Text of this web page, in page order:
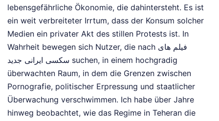
lebensgefährliche Ökonomie, die dahintersteht. Es ist
ein weit verbreiteter Irrtum, dass der Konsum solcher
Medien ein privater Akt des stillen Protests ist. In
Wahrheit bewegen sich Nutzer, die nach فیلم های
سکسی ایرانی جدید suchen, in einem hochgradig
überwachten Raum, in dem die Grenzen zwischen
Pornografie, politischer Erpressung und staatlicher
Überwachung verschwimmen. Ich habe über Jahre
hinweg beobachtet, wie das Regime in Teheran die